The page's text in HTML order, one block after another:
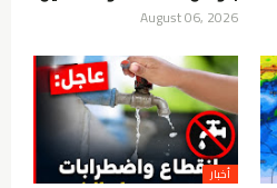
August 06, 2026
أخبار